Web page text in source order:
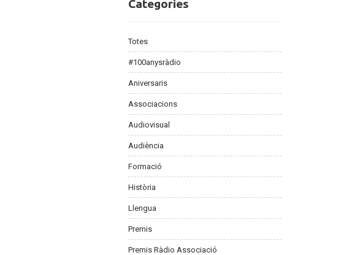
Categories
Totes
#100anysràdio
Aniversaris
Associacions
Audiovisual
Audiència
Formació
Història
Llengua
Premis
Premis Ràdio Associació